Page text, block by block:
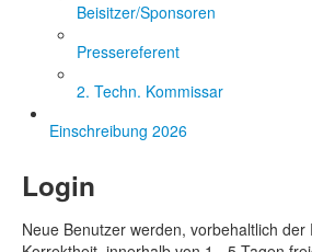
Beisitzer/Sponsoren
Pressereferent
2. Techn. Kommissar
Einschreibung 2026
Login
Neue Benutzer werden, vorbehaltlich der